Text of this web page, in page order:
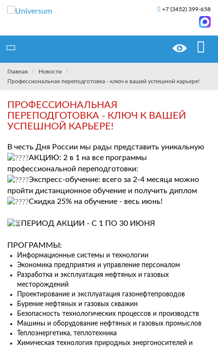
+7 (3452) 399-658
Главная
Новости
Профессиональная переподготовка - ключ к вашей успешной карьере!
ПРОФЕССИОНАЛЬНАЯ
ПЕРЕПОДГОТОВКА - КЛЮЧ К ВАШЕЙ
УСПЕШНОЙ КАРЬЕРЕ!
В честь Дня России мы рады представить уникальную
АКЦИЮ: 2 в 1 на все программы
профессиональной переподготовки:
Экспресс-обучение: всего за 2-4 месяца можно
пройти дистанционное обучение и получить диплом
Скидка 25% на обучение - весь июнь!
ПЕРИОД АКЦИИ - С 1 ПО 30 ИЮНЯ
ПРОГРАММЫ:
Информационные системы и технологии
Экономика предприятия и управление персоналом
Разработка и эксплуатация нефтяных и газовых
месторождений
Проектирование и эксплуатация газонефтепроводов
Бурение нефтяных и газовых скважин
Безопасность технологических процессов и производств
Машины и оборудование нефтяных и газовых промыслов
Теплоэнергетика, теплотехника
Химическая технология природных энергоносителей и